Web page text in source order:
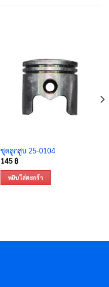
ชุดลูกสูบ 25-0104
145 ฿
หยิบใส่ตะกร้า